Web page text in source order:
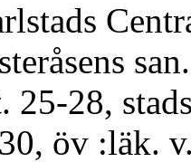
25-28,
öv :läk.